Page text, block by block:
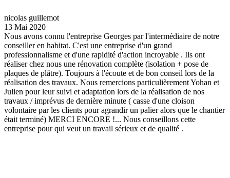
nicolas guillemot
13 Mai 2020
Nous avons connu l'entreprise Georges par l'intermédiaire de notre
conseiller en habitat. C'est une entreprise d'un grand
professionnalisme et d'une rapidité d'action incroyable . Ils ont
réaliser chez nous une rénovation complète (isolation + pose de
plaques de plâtre). Toujours à l'écoute et de bon conseil lors de la
réalisation des travaux. Nous remercions particulièrement Yohan et
Julien pour leur suivi et adaptation lors de la réalisation de nos
travaux / imprévus de dernière minute ( casse d'une cloison
volontaire par les clients pour agrandir un palier alors que le chantier
était terminé) MERCI ENCORE !... Nous conseillons cette
entreprise pour qui veut un travail sérieux et de qualité .